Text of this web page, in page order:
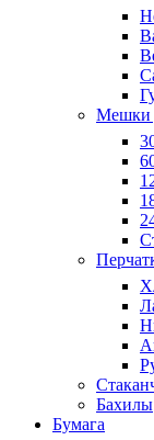
Мешки
Бахилы
Бумага